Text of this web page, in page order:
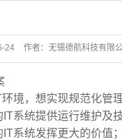
24 作者： 无锡德航科技有限
，想实现规范化管理
系统提供运行维护及
统发挥更大的价值；